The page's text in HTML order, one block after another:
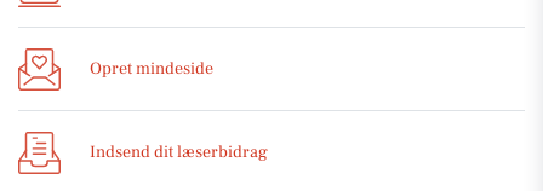
Opret mindeside
Indsend dit læserbidrag